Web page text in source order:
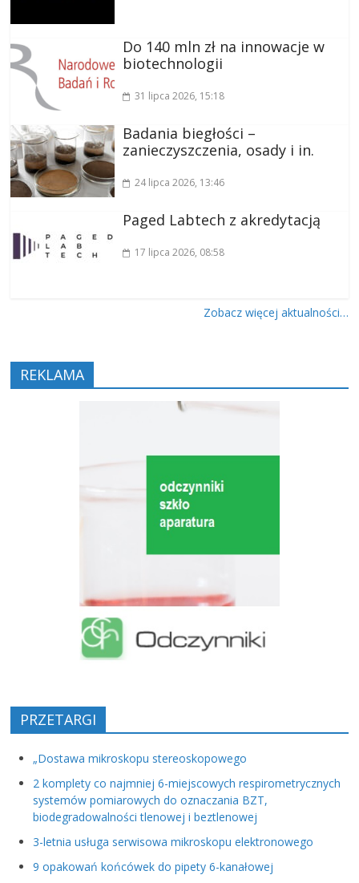
Do 140 mln zł na innowacje w
biotechnologii
31 lipca 2026, 15:18
Badania biegłości –
zanieczyszczenia, osady i in.
24 lipca 2026, 13:46
Paged Labtech z akredytacją
17 lipca 2026, 08:58
Zobacz więcej aktualności…
REKLAMA
PRZETARGI
„Dostawa mikroskopu stereoskopowego
2 komplety co najmniej 6-miejscowych respirometrycznych
systemów pomiarowych do oznaczania BZT,
biodegradowalności tlenowej i beztlenowej
3-letnia usługa serwisowa mikroskopu elektronowego
9 opakowań końcówek do pipety 6-kanałowej